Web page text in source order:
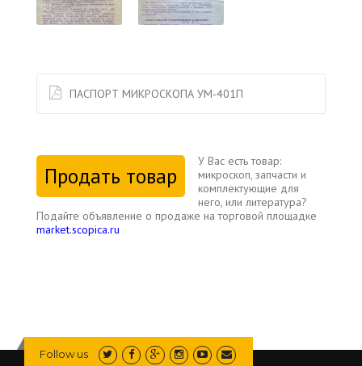
ПАСПОРТ МИКРОСКОПА УМ-401П
Продать товар
У Вас есть товар:
микроскоп, запчасти и
комплектующие для
него, или литература?
Подайте объявление о продаже на торговой площадке
market.scopica.ru
Follow us